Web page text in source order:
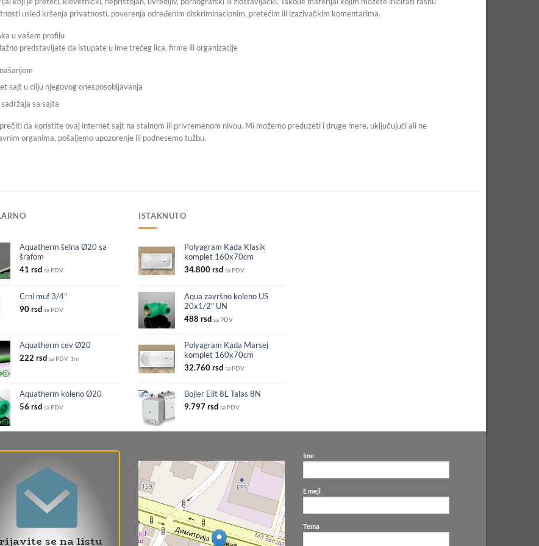
Reparacione spojnice
Slivnici i rešetke
MS Ventili
Tuš kanali-rešetke
usled kršenja privatnosti, poverenja određenim diskriminacionim, pretećim ili izazivačkim komentarima.
u vašem profilu
predstavljate da istupate u ime trećeg lica, firme ili organizacije
sajt u cilju njegovog onesposobljavanja
sa sajta
da koristite ovaj internet sajt na stalnom ili privremenom nivou. Mi možemo preduzeti i druge mere, uključujući ali ne
organima, pošaljemo upozorenje ili podnesemo tužbu.
Aquatherm šelna Ø20 sa
šrafom
41 rsd sa PDV
Crni muf 3/4"
90 rsd sa PDV
Aquatherm cev Ø20
222 rsd sa PDV 1m
Aquatherm koleno Ø20
56 rsd sa PDV
ISTAKNUTO
Polyagram Kada Klasik
komplet 160x70cm
34.800 rsd sa PDV
Aqua završno koleno US
20x1/2" UN
488 rsd sa PDV
Polyagram Kada Marsej
komplet 160x70cm
32.760 rsd sa PDV
Bojler Elit 8L Talas 8N
9.797 rsd sa PDV
se na listu
Ime
E mejl
Tema